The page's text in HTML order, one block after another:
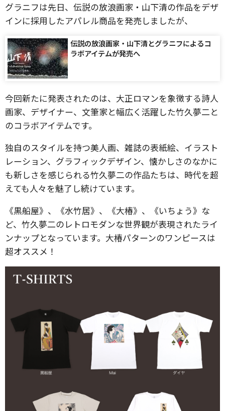
グラニフは先日、伝説の放浪画家・山下清の作品をデザ
インに採用したアパレル商品を発売しましたが、
伝説の放浪画家・山下清とグラニフによるコ
ラボアイテムが発売へ
今回新たに発表されたのは、大正ロマンを象徴する詩人
画家、デザイナー、文筆家と幅広く活躍した竹久夢二と
のコラボアイテムです。
独自のスタイルを持つ美人画、雑誌の表紙絵、イラスト
レーション、グラフィックデザイン、懐かしさのなかに
も新しさを感じられる竹久夢二の作品たちは、時代を超
えても人々を魅了し続けています。
《黒船屋》、《水竹居》、《大椿》、《いちょう》な
ど、竹久夢二のレトロモダンな世界観が表現されたライ
ンナップとなっています。大椿パターンのワンピースは
超オススメ！